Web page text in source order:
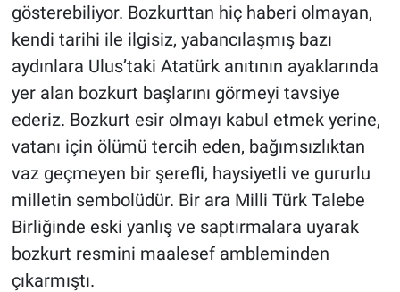
gösterebiliyor. Bozkurttan hiç haberi olmayan,
kendi tarihi ile ilgisiz, yabancılaşmış bazı
aydınlara Ulus’taki Atatürk anıtının ayaklarında
yer alan bozkurt başlarını görmeyi tavsiye
ederiz. Bozkurt esir olmayı kabul etmek yerine,
vatanı için ölümü tercih eden, bağımsızlıktan
vaz geçmeyen bir şerefli, haysiyetli ve gururlu
milletin sembolüdür. Bir ara Milli Türk Talebe
Birliğinde eski yanlış ve saptırmalara uyarak
bozkurt resmini maalesef ambleminden
çıkarmıştı.